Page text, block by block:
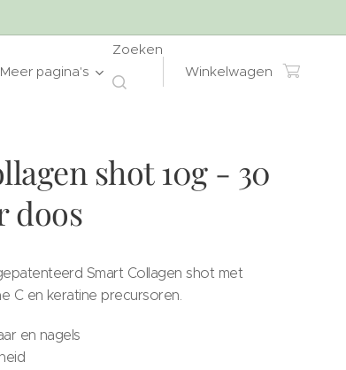
Meer pagina's
Zoeken
Winkelwagen
shot 10g - 30
doos
Smart Collagen shot met
C en keratine precursoren.
en nagels